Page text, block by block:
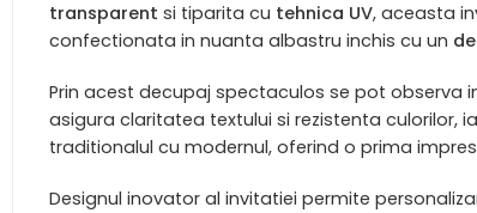
transparent si tiparita cu tehnica UV, aceasta
confectionata in nuanta albastru inchis cu un
Prin acest decupaj spectaculos se pot observa
asigura claritatea textului si rezistenta
traditionalul cu modernul, oferind o prima
Designul inovator al invitatiei permite